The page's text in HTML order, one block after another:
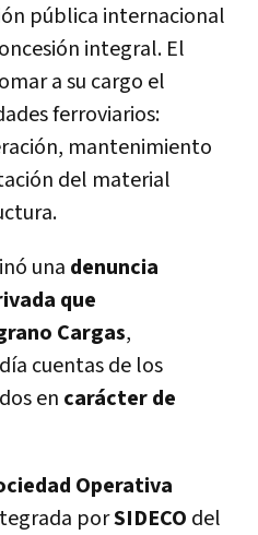
pública internacional
integral. El
a su cargo el
ferroviarios:
mantenimiento
del material
una denuncia
que
Cargas,
cuentas de los
en carácter de
Operativa
porSIDECO del